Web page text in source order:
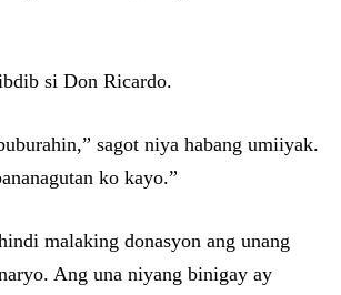
si Don Ricardo.
sagot niya habang umiiyak.
ko kayo.”
malaking donasyon ang unang
Ang una niyang binigay ay